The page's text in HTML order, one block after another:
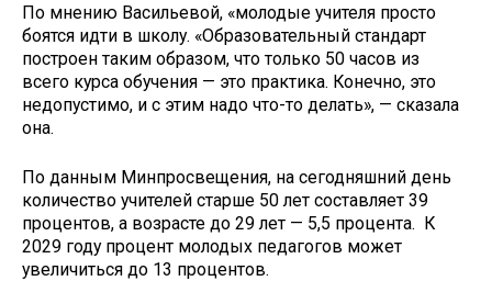
По мнению Васильевой, «молодые учителя просто
боятся идти в школу. «Образовательный стандарт
построен таким образом, что только 50 часов из
всего курса обучения — это практика. Конечно, это
недопустимо, и с этим надо что-то делать», — сказала
она.
По данным Минпросвещения, на сегодняшний день
количество учителей старше 50 лет составляет 39
процентов, а возрасте до 29 лет — 5,5 процента. К
2029 году процент молодых педагогов может
увеличиться до 13 процентов.